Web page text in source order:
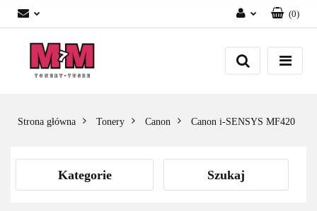
Zaloguj się
Załóż konto
(0)
Strona główna Tonery Canon Canon i-SENSYS MF420
Kategorie Szukaj